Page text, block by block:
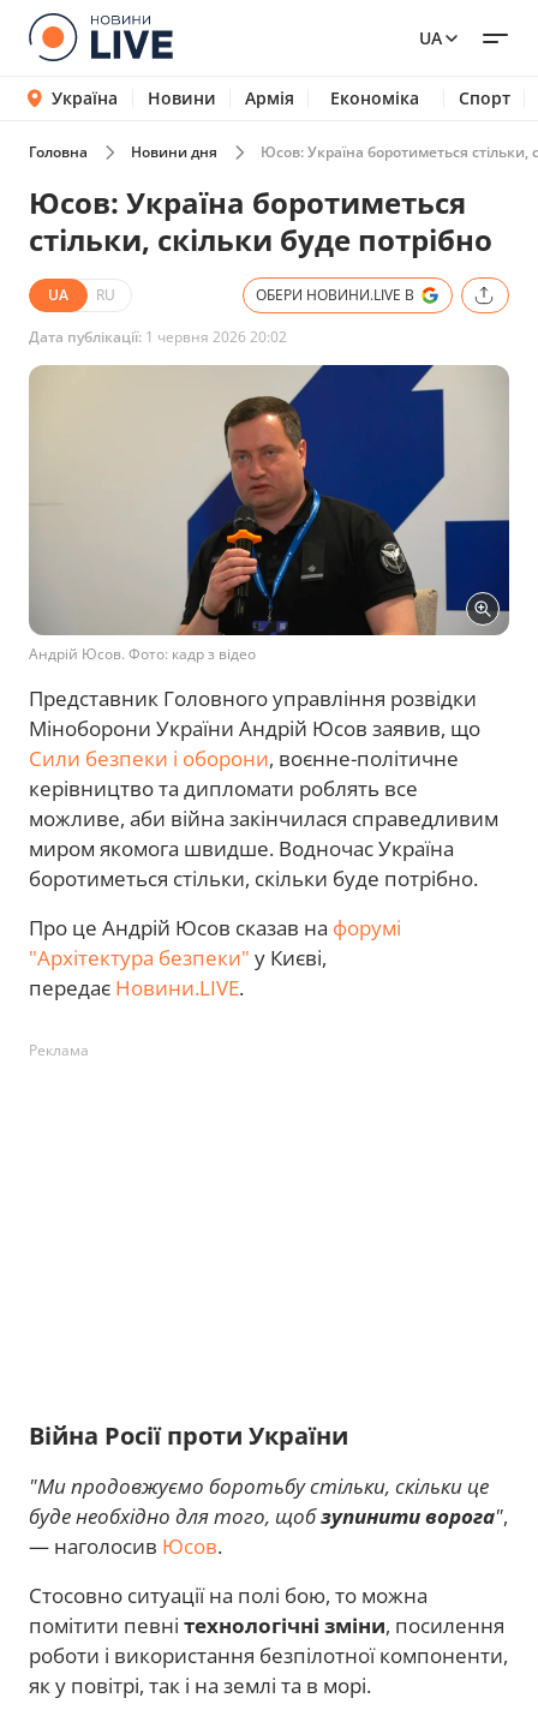
UA
Україна Новини Армія Економіка Спорт
Головна Новини дня Юсов: Україна боротиметься стільки,
Юсов: Україна боротиметься
стільки, скільки буде потрібно
UA RU ОБЕРИ НОВИНИ.LIVE В
Дата публікації: 1 червня 2026 20:02
Андрій Юсов. Фото: кадр з відео
Представник Головного управління розвідки
Міноборони України Андрій Юсов заявив, що
Сили безпеки і оборони, воєнне-політичне
керівництво та дипломати роблять все
можливе, аби війна закінчилася справедливим
миром якомога швидше. Водночас Україна
боротиметься стільки, скільки буде потрібно.
Про це Андрій Юсов сказав на форумі
"Архітектура безпеки" у Києві,
передає Новини.LIVE.
Реклама
Війна Росії проти України
"Ми продовжуємо боротьбу стільки, скільки це
буде необхідно для того, щобзупинити ворога",
— наголосив Юсов.
Стосовно ситуації на полі бою, то можна
помітити певні технологічні зміни, посилення
роботи і використання безпілотної компоненти,
як у повітрі, так і на землі та в морі.